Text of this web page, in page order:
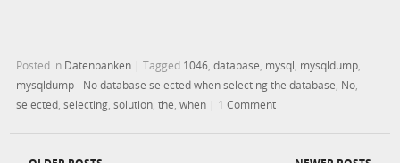
Posted in Datenbanken |Tagged 1046 ,database mysql mysqldump
mysqldump - No database selected when selecting the database No
selected ,selecting ,solution ,the ,when | 1 Comment